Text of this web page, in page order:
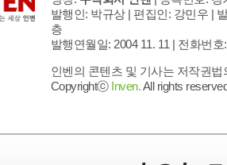
발행인: 박규상 | 편집인: 강민우 |
층
발행연월일: 2004 11. 11 | 전화번호
인벤의 콘텐츠 및 기사는 저작권
Copyrightⓒ Inven.All rights